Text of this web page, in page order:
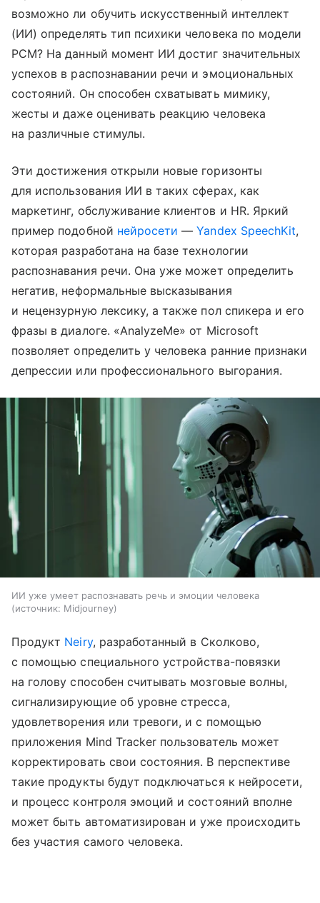
возможно ли обучить искусственный интеллект
(ИИ) определять тип психики человека по модели
PCM? На данный момент ИИ достиг значительных
успехов в распознавании речи и эмоциональных
состояний. Он способен схватывать мимику,
жесты и даже оценивать реакцию человека
на различные стимулы.
Эти достижения открыли новые горизонты
для использования ИИ в таких сферах, как
маркетинг, обслуживание клиентов и HR. Яркий
пример подобной нейросети —Yandex SpeechKit,
которая разработана на базе технологии
распознавания речи. Она уже может определить
негатив, неформальные высказывания
и нецензурную лексику, а также пол спикера и его
фразы в диалоге. «AnalyzeMe» от Microsoft
позволяет определить у человека ранние признаки
депрессии или профессионального выгорания.
ИИ уже умеет распознавать речь и эмоции человека
источник: Midjourney
Продукт Neiry, разработанный в Сколково,
с помощью специального устройства-повязки
на голову способен считывать мозговые волны,
сигнализирующие об уровне стресса,
удовлетворения или тревоги, и с помощью
приложения Mind Tracker пользователь может
корректировать свои состояния. В перспективе
такие продукты будут подключаться к нейросети,
и процесс контроля эмоций и состояний вполне
может быть автоматизирован и уже происходить
без участия самого человека.